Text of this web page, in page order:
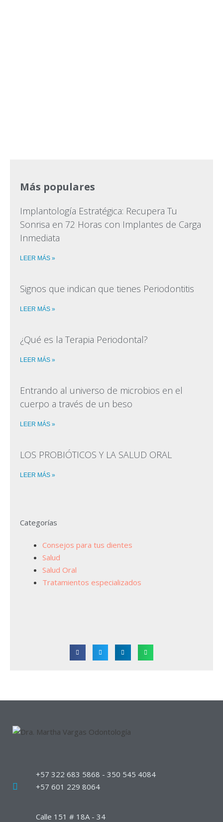
Más populares
Implantología Estratégica: Recupera Tu
Sonrisa en 72 Horas con Implantes de Carga
Inmediata
LEER MÁS »
Signos que indican que tienes Periodontitis
LEER MÁS »
¿Qué es la Terapia Periodontal?
LEER MÁS »
Entrando al universo de microbios en el
cuerpo a través de un beso
LEER MÁS »
LOS PROBIÓTICOS Y LA SALUD ORAL
LEER MÁS »
Categorías
Consejos para tus dientes
Salud
Salud Oral
Tratamientos especializados
+57 322 683 5868 - 350 545 4084
+57 601 229 8064
Calle 151 # 18A - 34